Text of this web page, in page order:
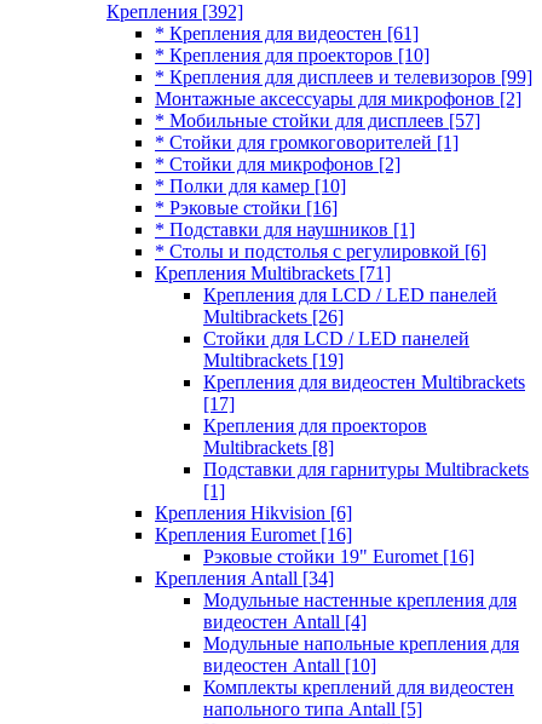
Крепления [392]
* Крепления для видеостен [61]
* Крепления для проекторов [10]
* Крепления для дисплеев и телевизоров [99]
Монтажные аксессуары для микрофонов [2]
* Мобильные стойки для дисплеев [57]
* Стойки для громкоговорителей [1]
* Стойки для микрофонов [2]
* Полки для камер [10]
* Рэковые стойки [16]
* Подставки для наушников [1]
* Столы и подстолья с регулировкой [6]
Крепления Multibrackets [71]
Крепления для LCD / LED панелей
Multibrackets [26]
Стойки для LCD / LED панелей
Multibrackets [19]
Крепления для видеостен Multibrackets
[17]
Крепления для проекторов
Multibrackets [8]
Подставки для гарнитуры Multibrackets
[1]
Крепления Hikvision [6]
Крепления Euromet [16]
Рэковые стойки 19" Euromet [16]
Крепления Antall [34]
Модульные настенные крепления для
видеостен Antall [4]
Модульные напольные крепления для
видеостен Antall [10]
Комплекты креплений для видеостен
напольного типа Antall [5]